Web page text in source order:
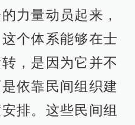
力量动员起来，
个体系能够在士
，是因为它并不
依靠民间组织建
排。这些民间组